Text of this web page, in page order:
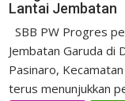
Lantai Jembatan
SBB PW Progres
Jembatan Garuda di
Pasinaro,
terus menunjukkan